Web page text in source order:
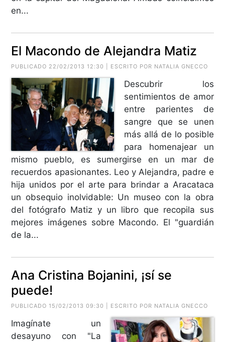
en...
El Macondo de Alejandra Matiz
PUBLICADO 22/02/2013 12:30 | ESCRITO POR NATALIA GNECCO
Descubrir los
sentimientos de amor
entre parientes de
sangre que se unen
más allá de lo posible
para homenajear un
mismo pueblo, es sumergirse en un mar de
recuerdos apasionantes. Leo y Alejandra, padre e
hija unidos por el arte para brindar a Aracataca
un obsequio inolvidable: Un museo con la obra
del fotógrafo Matiz y un libro que recopila sus
mejores imágenes sobre Macondo. El "guardián
de la...
Ana Cristina Bojanini, ¡sí se
puede!
PUBLICADO 15/02/2013 09:30 | ESCRITO POR NATALIA GNECCO
Imagínate un
desayuno con "La